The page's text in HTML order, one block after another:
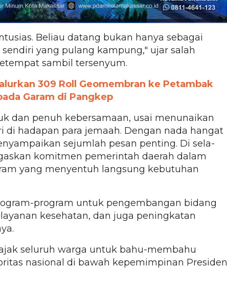
Beliau datang bukan hanya sebagai
yang pulang kampung," ujar salah
sambil tersenyum.
309 Roll Geomembran ke Petambak
Garam di Pangkep
dan penuh kebersamaan, usai menunaikan
di hadapan para jemaah. Dengan nada hangat
sejumlah pesan penting. Di sela-
komitmen pemerintah daerah dalam
yang menyentuh langsung kebutuhan
program untuk pengembangan bidang
kesehatan, dan juga peningkatan
seluruh warga untuk bahu-membahu
nasional di bawah kepemimpinan Presiden